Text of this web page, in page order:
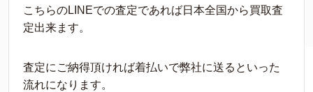
こちらのLINEでの査定であれば日本全国から買取査
定出来ます。
査定にご納得頂ければ着払いで弊社に送るといった
流れになります。